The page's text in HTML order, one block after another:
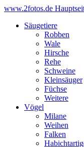
www.2fotos.de
Säugetiere
Robben
Wale
Hirsche
Rehe
Schweine
Kleinsäuger
Füchse
Weitere
Vögel
Milane
Weihen
Falken